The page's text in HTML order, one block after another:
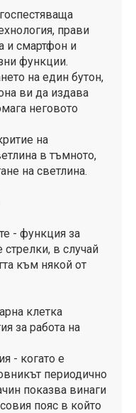
прави
и смартфон и
функции.
на един бутон,
ви да издава
неговото
на
в тъмното,
на светлина.
- функция за
стрелки, в случай
към някой от
клетка
за работа на
- когато е
периодично
показва винаги
пояс в който